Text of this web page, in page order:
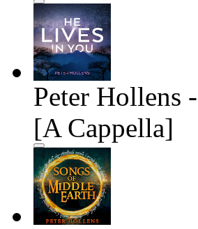
Peter Hollens
[A Cappella]